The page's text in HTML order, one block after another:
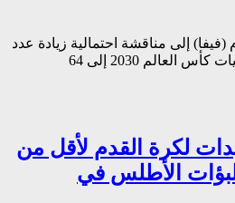
(فيفا) إلى مناقشة احتمالية زيادة عدد
العالم 2030 إلى 64
لكرة القدم لأقل من
لبؤات الأطلس في